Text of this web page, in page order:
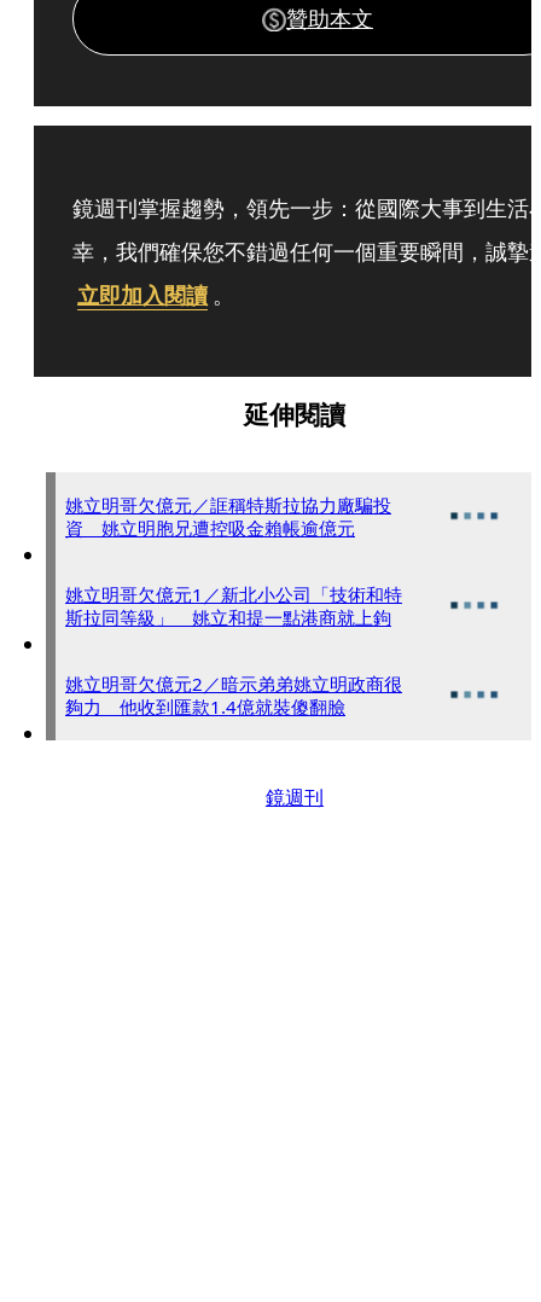
贊助本文
鏡週刊掌握趨勢，領先一步：從國際大事到生活
幸，我們確保您不錯過任何一個重要瞬間，誠摯
立即加入閱讀 。
延伸閱讀
姚立明哥欠億元／誆稱特斯拉協力廠騙投
資 姚立明胞兄遭控吸金賴帳逾億元
姚立明哥欠億元1／新北小公司「技術和特
斯拉同等級」 姚立和提一點港商就上鉤
姚立明哥欠億元2／暗示弟弟姚立明政商很
夠力 他收到匯款1.4億就裝傻翻臉
鏡週刊